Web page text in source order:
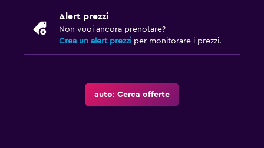
Alert prezzi
Non vuoi ancora prenotare?
Crea un alert prezzi per monitorare i prezzi.
auto: Cerca offerte